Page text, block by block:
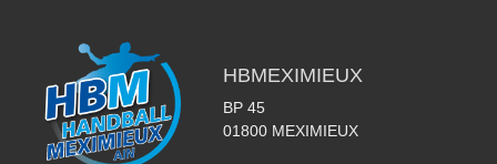
HBMEXIMIEUX
BP 45
01800 MEXIMIEUX